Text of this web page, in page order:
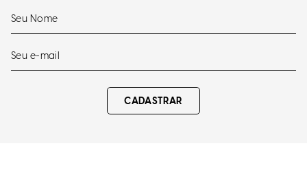
CADASTRAR